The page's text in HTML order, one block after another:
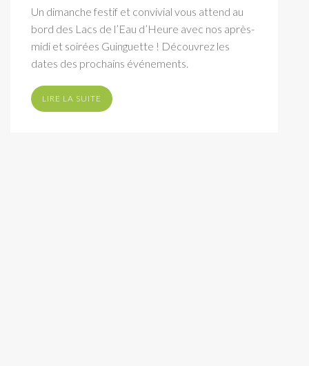
Un dimanche festif et convivial vous attend au
bord des Lacs de l’Eau d’Heure avec nos après-
midi et soirées Guinguette ! Découvrez les
dates des prochains événements.
LIRE LA SUITE